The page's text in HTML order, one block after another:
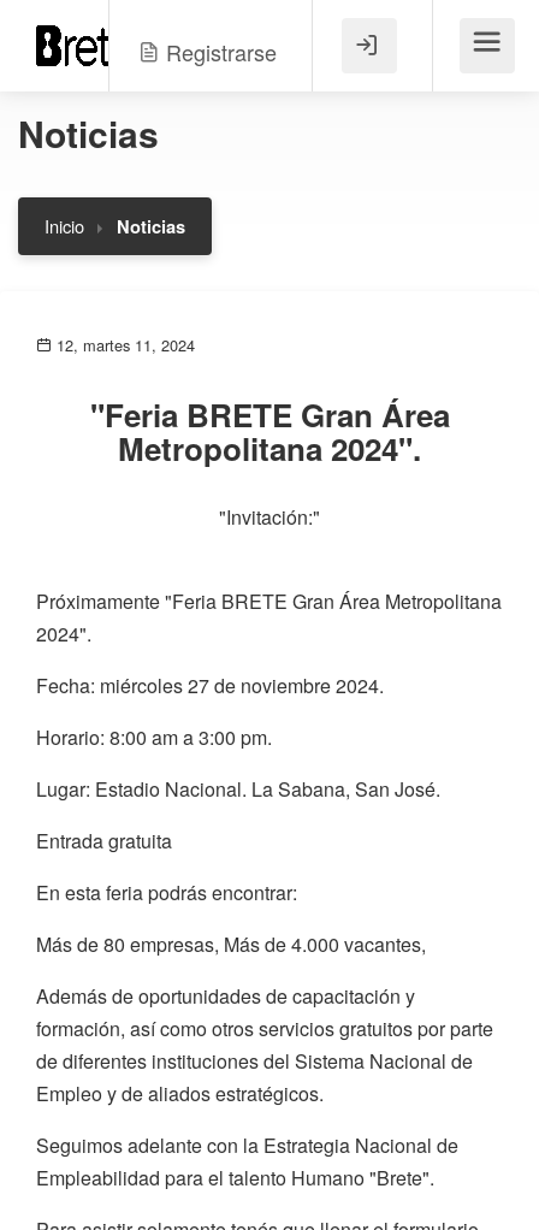
Registrarse Menú
Noticias
Inicio Noticias
12, martes 11, 2024
"Feria BRETE Gran Área
Metropolitana 2024".
"Invitación:"
Próximamente "Feria BRETE Gran Área Metropolitana
2024".
Fecha: miércoles 27 de noviembre 2024.
Horario: 8:00 am a 3:00 pm.
Lugar: Estadio Nacional. La Sabana, San José.
Entrada gratuita
En esta feria podrás encontrar:
Más de 80 empresas, Más de 4.000 vacantes,
Además de oportunidades de capacitación y
formación, así como otros servicios gratuitos por parte
de diferentes instituciones del Sistema Nacional de
Empleo y de aliados estratégicos.
Seguimos adelante con la Estrategia Nacional de
Empleabilidad para el talento Humano "Brete".